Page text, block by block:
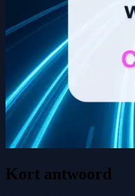
Kort antwoord